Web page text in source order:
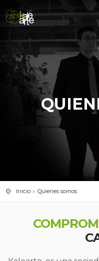
Inicio Quienes somos